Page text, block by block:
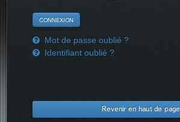
Mot de passe oublié ?
Identifiant oublié ?
Revenir en haut de page